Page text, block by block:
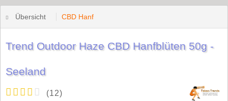
Übersicht CBD Hanf
Trend Outdoor Haze CBD Hanfblüten 50g -
Seeland
(12)